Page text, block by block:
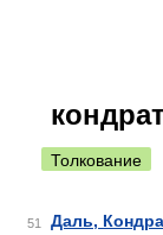
Толкование
51 Даль,